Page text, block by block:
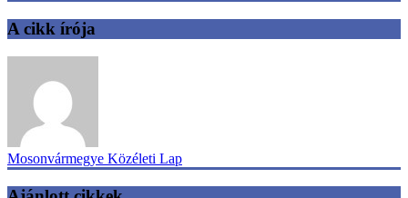
A cikk írója
Mosonvármegye Közéleti Lap